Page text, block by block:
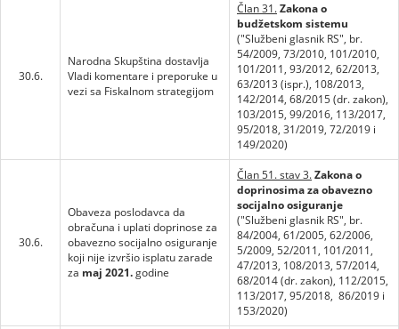
30.6.
Narodna Skupština dostavlja
Vladi komentare i preporuke u
vezi sa Fiskalnom strategijom
Član 31.Zakona o
budžetskom sistemu
("Službeni glasnik RS", br.
54/2009, 73/2010, 101/2010,
101/2011, 93/2012, 62/2013,
63/2013 (ispr.), 108/2013,
142/2014, 68/2015 (dr. zakon),
103/2015, 99/2016, 113/2017,
95/2018, 31/2019, 72/2019 i
149/2020)
30.6.
Obaveza poslodavca da
obračuna i uplati doprinose za
obavezno socijalno osiguranje
koji nije izvršio isplatu zarade
za maj 2021.godine
Član 51. stav 3.Zakona o
doprinosima za obavezno
socijalno osiguranje
("Službeni glasnik RS", br.
84/2004, 61/2005, 62/2006,
5/2009, 52/2011, 101/2011,
47/2013, 108/2013, 57/2014,
68/2014 (dr. zakon), 112/2015,
113/2017, 95/2018, 86/2019 i
153/2020)